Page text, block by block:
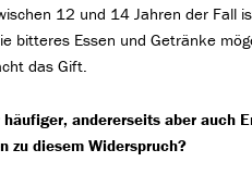
12 und 14 Jahren der Fall
bitteres Essen und Getränke
das Gift.
andererseits aber auch
zu diesem Widerspruch?